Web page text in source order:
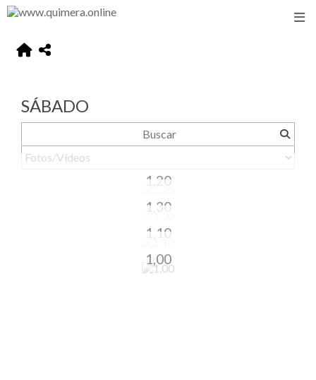
SÁBADO
1,20
1,30
1,10
1,00